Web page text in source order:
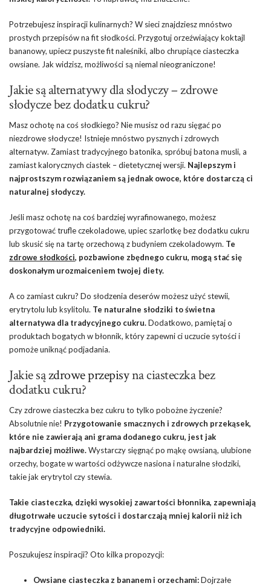
Potrzebujesz inspiracji kulinarnych? W sieci znajdziesz mnóstwo
prostych przepisów na fit słodkości. Przygotuj orzeźwiający koktajl
bananowy, upiecz puszyste fit naleśniki, albo chrupiące ciasteczka
owsiane. Jak widzisz, możliwości są niemal nieograniczone!
Jakie są alternatywy dla słodyczy – zdrowe
słodycze bez dodatku cukru?
Masz ochotę na coś słodkiego? Nie musisz od razu sięgać po
niezdrowe słodycze! Istnieje mnóstwo pysznych i zdrowych
alternatyw. Zamiast tradycyjnego batonika, spróbuj batona musli, a
zamiast kalorycznych ciastek – dietetycznej wersji. Najlepszym i
najprostszym rozwiązaniem są jednak owoce, które dostarczą ci
naturalnej słodyczy.
Jeśli masz ochotę na coś bardziej wyrafinowanego, możesz
przygotować trufle czekoladowe, upiec szarlotkę bez dodatku cukru
lub skusić się na tartę orzechową z budyniem czekoladowym. Te
zdrowe słodkości, pozbawione zbędnego cukru, mogą stać się
doskonałym urozmaiceniem twojej diety.
A co zamiast cukru? Do słodzenia deserów możesz użyć stewii,
erytrytolu lub ksylitolu. Te naturalne słodziki to świetna
alternatywa dla tradycyjnego cukru.Dodatkowo, pamiętaj o
produktach bogatych w błonnik, który zapewni ci uczucie sytości i
pomoże uniknąć podjadania.
Jakie sązdrowe przepisyna ciasteczka bez
dodatku cukru?
Czy zdrowe ciasteczka bez cukru to tylko pobożne życzenie?
Absolutnie nie! Przygotowanie smacznych i zdrowych przekąsek,
które nie zawierają ani grama dodanego cukru, jest jak
najbardziej możliwe.Wystarczy sięgnąć po mąkę owsianą, ulubione
orzechy, bogate w wartości odżywcze nasiona i naturalne słodziki,
takie jak erytrytol czy stewia.
Takie ciasteczka, dzięki wysokiej zawartości błonnika, zapewniają
długotrwałe uczucie sytości i dostarczają mniej kalorii niż ich
tradycyjne odpowiedniki.
Poszukujesz inspiracji? Oto kilka propozycji:
Owsiane ciasteczka z bananem i orzechami:Dojrzałe